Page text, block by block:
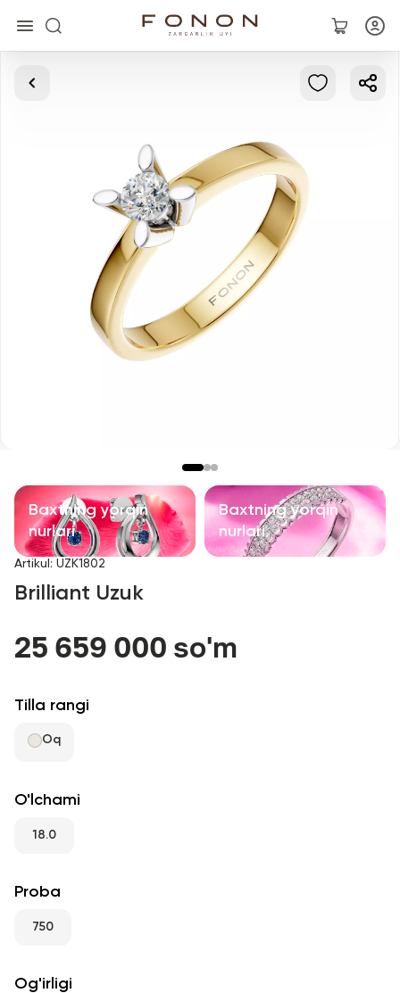
Asosiy
Bilaguzuklar
Aksessuarlar
Barcha
Biz haqimizda
Do'kon topish
Sevimli
+998 71 205 22 22
Baxtning yorqin
nurlari
Baxtning yorqin
nurlari
Artikul : UZK1802
Brilliant Uzuk
25 659 000 so'm
Tilla rangi
Oq
O'lchami
18.0
Proba
750
Og'irligi